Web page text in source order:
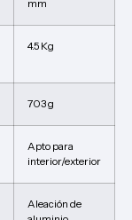
mm
4.5 Kg
703 g
Apto para
interior/exterior
Aleación de